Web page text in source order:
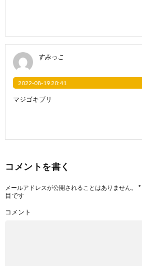
すみっこ
2022-08-19 20:41
マジゴキブリ
コメントを書く
メールアドレスが公開されることはありません。 *
目です
コメント